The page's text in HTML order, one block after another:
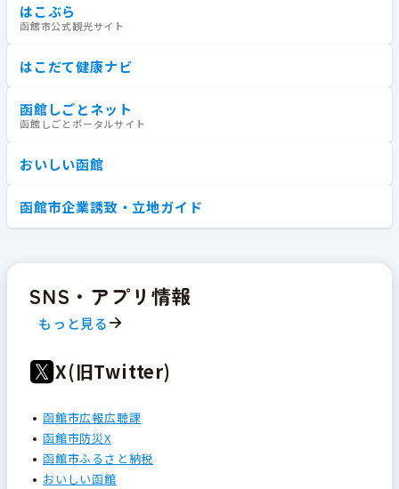
はこぶら
函館市公式観光サイト
はこだて健康ナビ
函館しごとネット
函館しごとポータルサイト
おいしい函館
函館市企業誘致・立地ガイド
SNS・アプリ情報
もっと見る
X(旧Twitter)
函館市広報広聴課
函館市防災X
函館市ふるさと納税
おいしい函館